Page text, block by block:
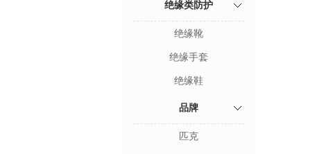
绝缘类防护
绝缘靴
绝缘手套
绝缘鞋
品牌
匹克